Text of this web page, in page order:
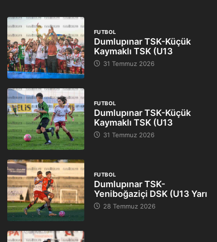
FUTBOL
Dumlupınar TSK-Küçük
Kaymaklı TSK (U13
31 Temmuz 2026
FUTBOL
Dumlupınar TSK-Küçük
Kaymaklı TSK (U13
31 Temmuz 2026
FUTBOL
Dumlupınar TSK-
Yeniboğaziçi DSK (U13 Yarı
28 Temmuz 2026